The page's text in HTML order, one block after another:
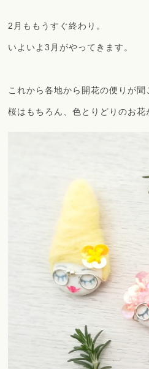
2月ももうすぐ終わり。
いよいよ3月がやってきます。
これから各地から開花の便りが聞
桜はもちろん、色とりどりのお花